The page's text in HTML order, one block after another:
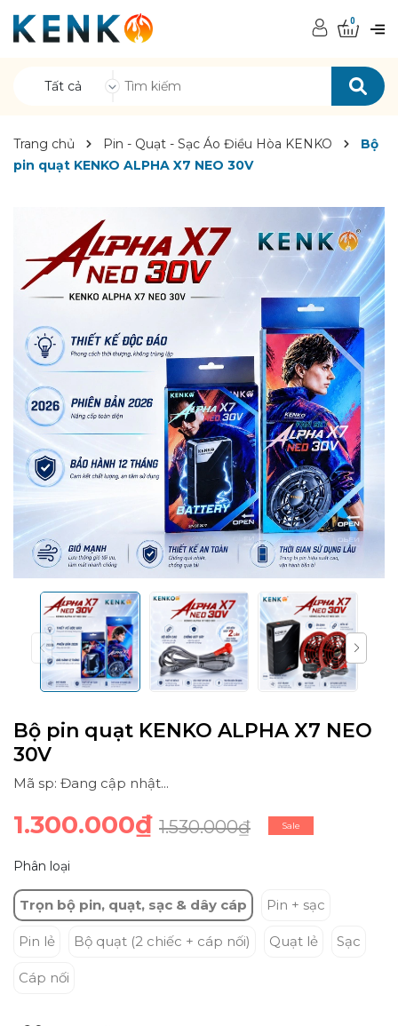
Tất cả
0
Trang chủ Pin - Quạt - Sạc Áo Điều Hòa KENKO
Bộ
pin quạt KENKO ALPHA X7 NEO 30V
Bộ pin quạt KENKO ALPHA X7 NEO
30V
Mã sp: Đang cập nhật...
1.300.000₫ 1.530.000₫ Sale
Phân loại
Trọn bộ pin, quạt, sạc & dây cáp Pin + sạc
Pin lẻ Bộ quạt (2 chiếc + cáp nối) Quạt lẻ Sạc
Cáp nối